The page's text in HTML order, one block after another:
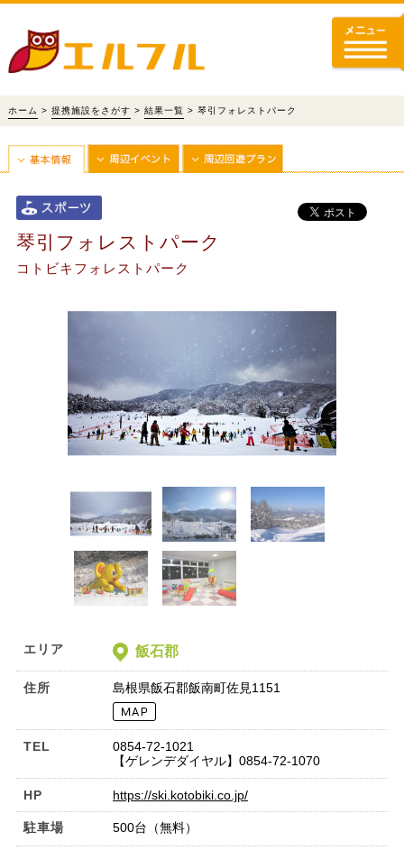
ホーム > 提携施設をさがす > 結果一覧 > 琴引フォレストパーク
琴引フォレストパーク
コトビキフォレストパーク
エリア 飯石郡
住所 島根県飯石郡飯南町佐見1151
TEL
0854-72-1021
【ゲレンデダイヤル】0854-72-1070
HP https://ski.kotobiki.co.jp/
駐車場 500台（無料）